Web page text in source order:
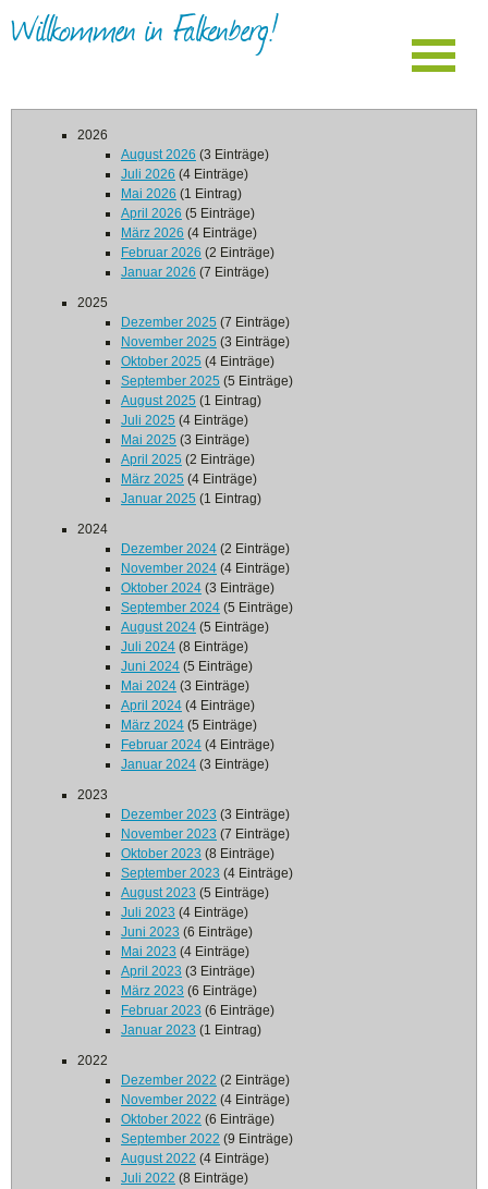
Willkommen in Falkenberg!
2026
August 2026 (3 Einträge)
Juli 2026 (4 Einträge)
Mai 2026 (1 Eintrag)
April 2026 (5 Einträge)
März 2026 (4 Einträge)
Februar 2026 (2 Einträge)
Januar 2026 (7 Einträge)
2025
Dezember 2025 (7 Einträge)
November 2025 (3 Einträge)
Oktober 2025 (4 Einträge)
September 2025 (5 Einträge)
August 2025 (1 Eintrag)
Juli 2025 (4 Einträge)
Mai 2025 (3 Einträge)
April 2025 (2 Einträge)
März 2025 (4 Einträge)
Januar 2025 (1 Eintrag)
2024
Dezember 2024 (2 Einträge)
November 2024 (4 Einträge)
Oktober 2024 (3 Einträge)
September 2024 (5 Einträge)
August 2024 (5 Einträge)
Juli 2024 (8 Einträge)
Juni 2024 (5 Einträge)
Mai 2024 (3 Einträge)
April 2024 (4 Einträge)
März 2024 (5 Einträge)
Februar 2024 (4 Einträge)
Januar 2024 (3 Einträge)
2023
Dezember 2023 (3 Einträge)
November 2023 (7 Einträge)
Oktober 2023 (8 Einträge)
September 2023 (4 Einträge)
August 2023 (5 Einträge)
Juli 2023 (4 Einträge)
Juni 2023 (6 Einträge)
Mai 2023 (4 Einträge)
April 2023 (3 Einträge)
März 2023 (6 Einträge)
Februar 2023 (6 Einträge)
Januar 2023 (1 Eintrag)
2022
Dezember 2022 (2 Einträge)
November 2022 (4 Einträge)
Oktober 2022 (6 Einträge)
September 2022 (9 Einträge)
August 2022 (4 Einträge)
Juli 2022 (8 Einträge)